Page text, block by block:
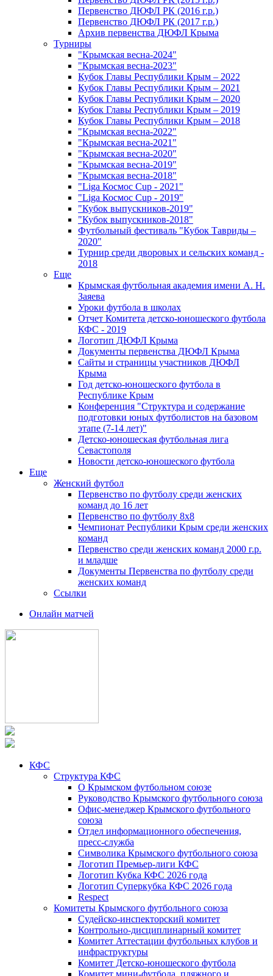
Первенство ДЮФЛ РК (2016 г.р.)
Первенство ДЮФЛ РК (2017 г.р.)
Архив первенства ДЮФЛ Крыма
Турниры
"Крымская весна-2024"
"Крымская весна-2023"
Кубок Главы Республики Крым – 2022
Кубок Главы Республики Крым – 2021
Кубок Главы Республики Крым – 2020
Кубок Главы Республики Крым – 2019
Кубок Главы Республики Крым – 2018
"Крымская весна-2022"
"Крымская весна-2021"
"Крымская весна-2020"
"Крымская весна-2019"
"Крымская весна-2018"
"Liga Космос Cup - 2021"
"Liga Космос Cup - 2019"
"Кубок выпускников-2019"
"Кубок выпускников-2018"
Футбольный фестиваль "Кубок Тавриды –
2020"
Турнир среди дворовых и сельских команд -
2018
Еще
Крымская футбольная академия имени А. Н.
Заяева
Уроки футбола в школах
Отчет Комитета детско-юношеского футбола
КФС - 2019
Логотип ДЮФЛ Крыма
Документы первенства ДЮФЛ Крыма
Сайты и страницы участников ДЮФЛ
Крыма
Год детско-юношеского футбола в
Республике Крым
Конференция "Структура и содержание
подготовки юных футболистов на базовом
этапе (7-14 лет)"
Детско-юношеская футбольная лига
Севастополя
Новости детско-юношеского футбола
Еще
Женский футбол
Первенство по футболу среди женских
команд до 16 лет
Первенство по футболу 8х8
Чемпионат Республики Крым среди женских
команд
Первенство среди женских команд 2000 г.р.
и младше
Документы Первенства по футболу среди
женских команд
Ссылки
Онлайн матчей
КФС
Структура КФС
О Крымском футбольном союзе
Руководство Крымского футбольного союза
Офис-менеджер Крымского футбольного
союза
Отдел информационного обеспечения,
пресс-служба
Символика Крымского футбольного союза
Логотип Премьер-лиги КФС
Логотип Кубка КФС 2026 года
Логотип Суперкубка КФС 2026 года
Respect
Комитеты Крымского футбольного союза
Судейско-инспекторский комитет
Контрольно-дисциплинарный комитет
Комитет Аттестации футбольных клубов и
инфраструктуры
Комитет Детско-юношеского футбола
Комитет мини-футбола, пляжного и